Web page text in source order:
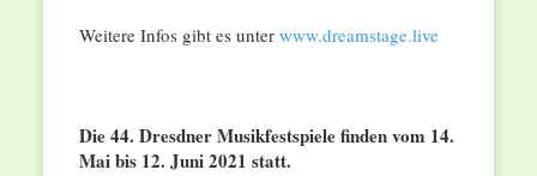
Weitere Infos gibt es unter www.dreamstage.live
Die 44. Dresdner Musikfestspiele finden vom 14.
Mai bis 12. Juni 2021 statt.